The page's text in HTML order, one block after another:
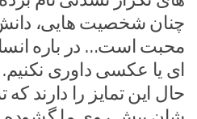
چنان شخصیت هایی، دانش
محبت است… در باره
ای یا عکسی داوری
حال این تمایز را دارند